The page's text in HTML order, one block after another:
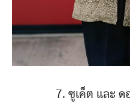
7. ซูเค็ต และ ด